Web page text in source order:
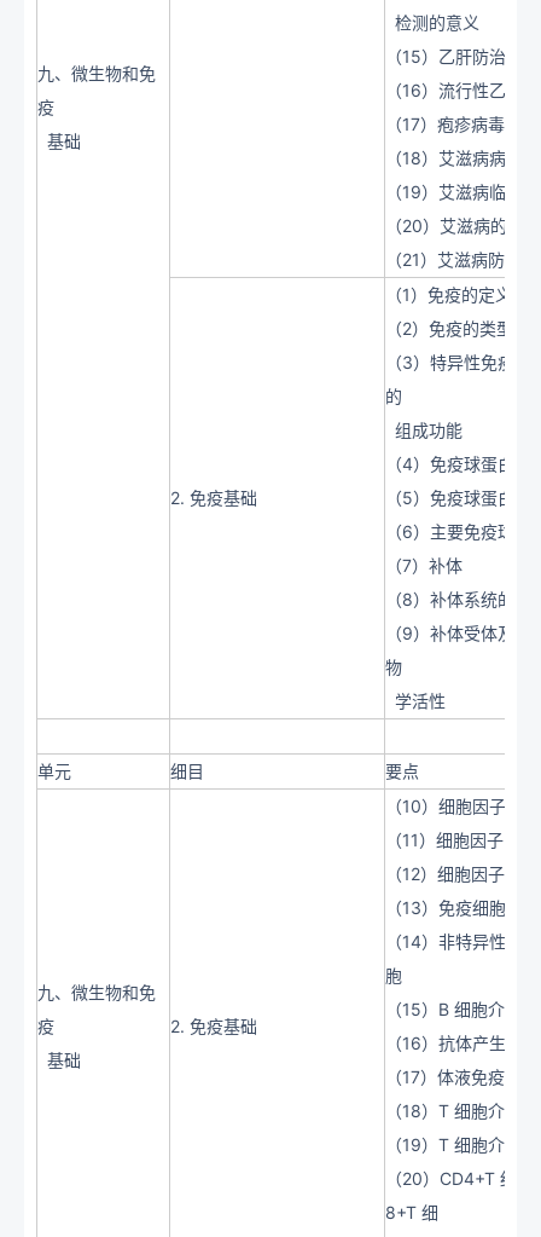
九、微生物和免
疫
基础
检测的意义
（15）乙肝防治原则
（16）流行性乙型
（17）疱疹病毒概述
（18）艾滋病病原
（19）艾滋病临床
（20）艾滋病的预防
（21）艾滋病防治
2. 免疫基础
（1）免疫的定义
（2）免疫的类型
（3）特异性免疫
的
组成功能
（4）免疫球蛋白的
（5）免疫球蛋白的
（6）主要免疫球
（7）补体
（8）补体系统的激
（9）补体受体及
物
学活性
单元 细目 要点
九、微生物和免
疫
基础
2. 免疫基础
（10）细胞因子的
（11）细胞因子的
（12）细胞因子的
（13）免疫细胞的
（14）非特异性免
胞
（15）B 细胞介导
（16）抗体产生的
（17）体液免疫的
（18）T 细胞介导
（19）T 细胞介导
（20）CD4+T 细
8+T 细